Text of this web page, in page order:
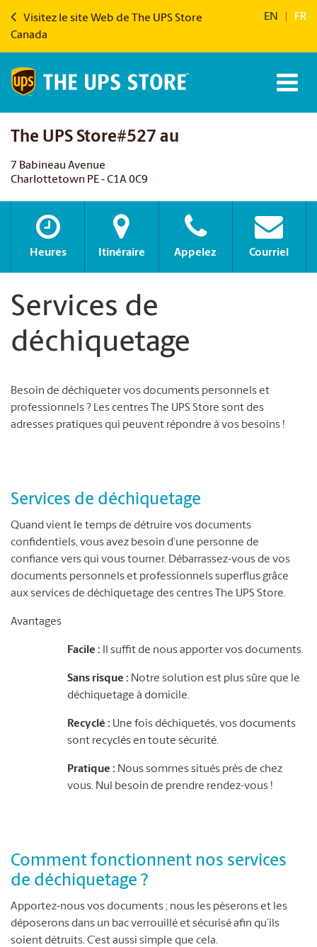
Visitez le site Web de The UPS Store
Canada
EN FR
The UPS Store#527 au
7 Babineau Avenue
Charlottetown PE - C1A 0C9
Heures Itinéraire Appelez Courriel
Services de
déchiquetage
Besoin de déchiqueter vos documents personnels et
professionnels ? Les centres The UPS Store sont des
adresses pratiques qui peuvent répondre à vos besoins !
Services de déchiquetage
Quand vient le temps de détruire vos documents
confidentiels, vous avez besoin d’une personne de
confiance vers qui vous tourner. Débarrassez-vous de vos
documents personnels et professionnels superflus grâce
aux services de déchiquetage des centres The UPS Store.
Avantages
Facile : Il suffit de nous apporter vos documents.
Sans risque : Notre solution est plus sûre que le
déchiquetage à domicile.
Recyclé : Une fois déchiquetés, vos documents
sont recyclés en toute sécurité.
Pratique : Nous sommes situés près de chez
vous. Nul besoin de prendre rendez-vous !
Comment fonctionnent nos services
de déchiquetage ?
Apportez-nous vos documents ; nous les pèserons et les
déposerons dans un bac verrouillé et sécurisé afin qu’ils
soient détruits. C’est aussi simple que cela.